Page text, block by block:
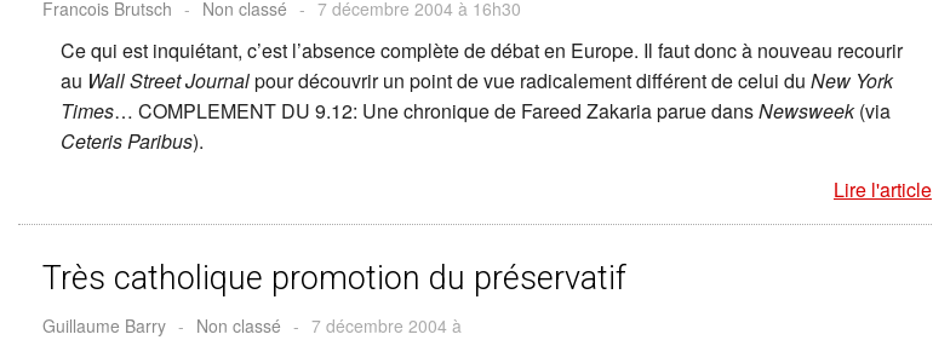
Francois Brutsch - Non classé - 7 décembre 2004 à 16h30
Ce qui est inquiétant, c’est l’absence complète de débat en Europe. Il faut donc à nouveau recourir
au Wall Street Journalpour découvrir un point de vue radicalement différent de celui du New York
Times… COMPLEMENT DU 9.12: Une chronique de Fareed Zakaria parue dansNewsweek(via
Ceteris Paribus).
Lire l'article
Très catholique promotion du préservatif
Guillaume Barry - Non classé - 7 décembre 2004 à